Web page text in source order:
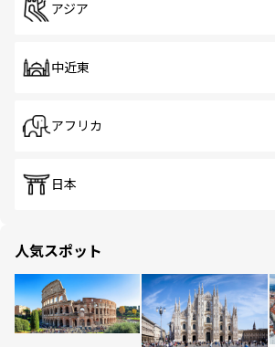
アジア
中近東
アフリカ
日本
人気スポット